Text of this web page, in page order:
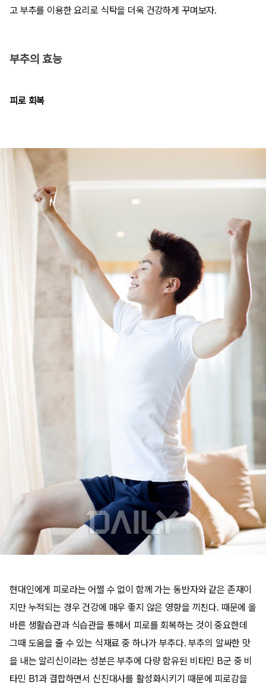
고 부추를 이용한 요리로 식탁을 더욱 건강하게 꾸며보자.
부추의 효능
피로 회복
현대인에게 피로라는 어쩔 수 없이 함께 가는 동반자와 같은 존재이
지만 누적되는 경우 건강에 매우 좋지 않은 영향을 끼친다. 때문에 올
바른 생활습관과 식습관을 통해서 피로를 회복하는 것이 중요한데
그때 도움을 줄 수 있는 식재료 중 하나가 부추다. 부추의 알싸한 맛
을 내는 알리신이라는 성분은 부추에 다량 함유된 비타민 B군 중 비
타민 B1과 결합하면서 신진대사를 활성화시키기 때문에 피로감을